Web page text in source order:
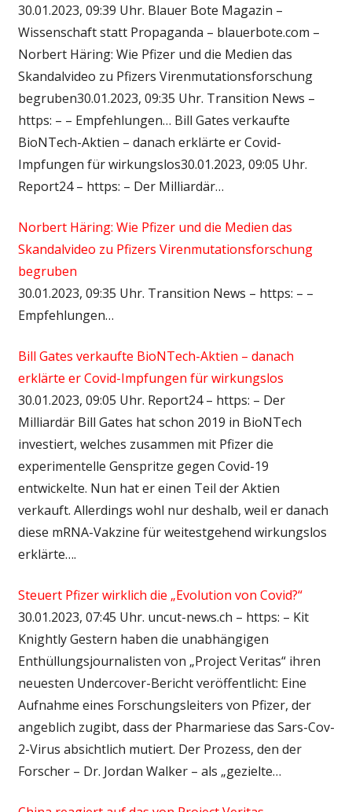
30.01.2023, 09:39 Uhr. Blauer Bote Magazin –
Wissenschaft statt Propaganda – blauerbote.com –
Norbert Häring: Wie Pfizer und die Medien das
Skandalvideo zu Pfizers Virenmutationsforschung
begruben30.01.2023, 09:35 Uhr. Transition News –
https: – – Empfehlungen… Bill Gates verkaufte
BioNTech-Aktien – danach erklärte er Covid-
Impfungen für wirkungslos30.01.2023, 09:05 Uhr.
Report24 – https: – Der Milliardär…
Norbert Häring: Wie Pfizer und die Medien das
Skandalvideo zu Pfizers Virenmutationsforschung
begruben
30.01.2023, 09:35 Uhr. Transition News – https: – –
Empfehlungen…
Bill Gates verkaufte BioNTech-Aktien – danach
erklärte er Covid-Impfungen für wirkungslos
30.01.2023, 09:05 Uhr. Report24 – https: – Der
Milliardär Bill Gates hat schon 2019 in BioNTech
investiert, welches zusammen mit Pfizer die
experimentelle Genspritze gegen Covid-19
entwickelte. Nun hat er einen Teil der Aktien
verkauft. Allerdings wohl nur deshalb, weil er danach
diese mRNA-Vakzine für weitestgehend wirkungslos
erklärte….
Steuert Pfizer wirklich die „Evolution von Covid?“
30.01.2023, 07:45 Uhr. uncut-news.ch – https: – Kit
Knightly Gestern haben die unabhängigen
Enthüllungsjournalisten von „Project Veritas“ ihren
neuesten Undercover-Bericht veröffentlicht: Eine
Aufnahme eines Forschungsleiters von Pfizer, der
angeblich zugibt, dass der Pharmariese das Sars-Cov-
2-Virus absichtlich mutiert. Der Prozess, den der
Forscher – Dr. Jordan Walker – als „gezielte…